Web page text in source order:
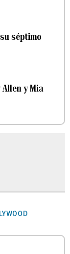
séptimo
y Mia